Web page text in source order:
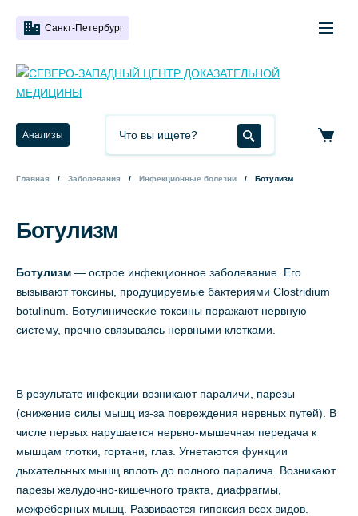
Санкт-Петербург
Анализы
Главная Заболевания Инфекционные болезни Ботулизм
Ботулизм
Ботулизм — острое инфекционное заболевание. Его
вызывают токсины, продуцируемые бактериями Clostridium
botulinum. Ботулинические токсины поражают нервную
систему, прочно связываясь нервными клетками.
В результате инфекции возникают параличи, парезы
(снижение силы мышц из-за повреждения нервных путей). В
числе первых нарушается нервно-мышечная передача к
мышцам глотки, гортани, глаз. Угнетаются функции
дыхательных мышц вплоть до полного паралича. Возникают
парезы желудочно-кишечного тракта, диафрагмы,
межрёберных мышц. Развивается гипоксия всех видов.